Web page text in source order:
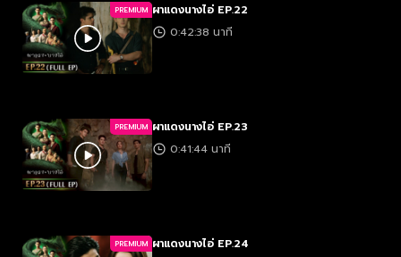
PREMIUM ผาแดงนางไอ่ EP.22
0:42:38 นาที
PREMIUM ผาแดงนางไอ่ EP.23
0:41:44 นาที
PREMIUM ผาแดงนางไอ่ EP.24